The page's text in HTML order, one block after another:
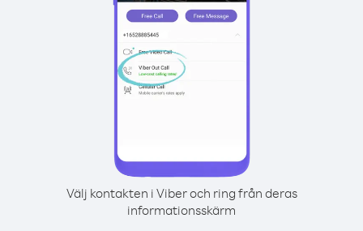
Välj kontakten i Viber och ring från deras
informationsskärm